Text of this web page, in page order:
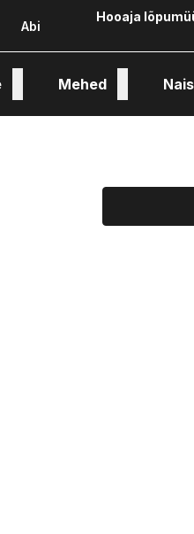
Abi
Hooaja
Mehed